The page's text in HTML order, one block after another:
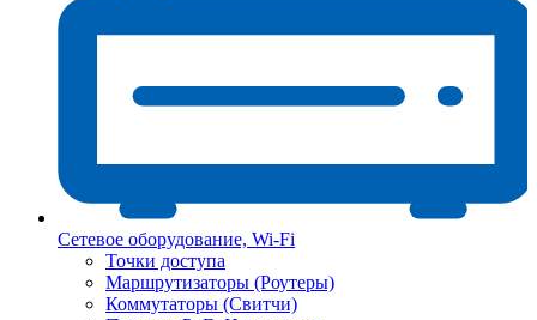
Сетевое оборудование, Wi-Fi
Точки доступа
Маршрутизаторы (Роутеры)
Коммутаторы (Свитчи)